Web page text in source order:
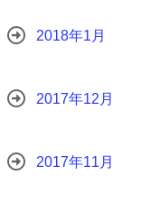
2018年1月
2017年12月
2017年11月